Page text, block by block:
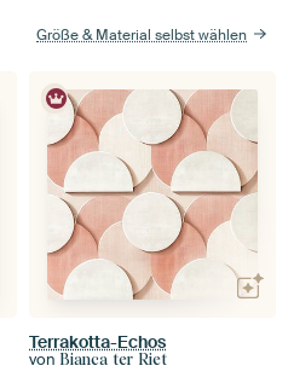
Größe & Material selbst wählen
Terrakotta-Echos
von Bianca ter Riet